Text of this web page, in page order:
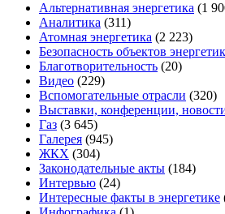
Альтернативная энергетика (1
Аналитика (311)
Атомная энергетика (2 223)
Безопасность объектов
Благотворительность (20)
Видео (229)
Вспомогательные отрасли (320)
Выставки, конференции,
Газ (3 645)
Галерея (945)
ЖКХ (304)
Законодательные акты (184)
Интервью (24)
Интересные факты в энергетике